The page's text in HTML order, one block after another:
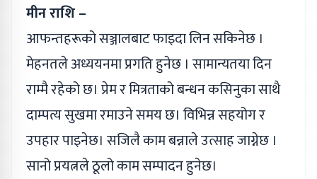
मीन राशि –
आफन्तहरूको सञ्जालबाट फाइदा लिन सकिनेछ ।
मेहनतले अध्ययनमा प्रगति हुनेछ । सामान्यतया दिन
राम्मै रहेको छ। प्रेम र मित्रताको बन्धन कसिनुका साथै
दाम्पत्य सुखमा रमाउने समय छ। विभिन्न सहयोग र
उपहार पाइनेछ। सजिलै काम बन्नाले उत्साह जाग्नेछ ।
सानो प्रयत्नले ठूलो काम सम्पादन हुनेछ।